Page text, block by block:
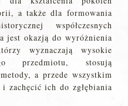
a także dla formowania
współczesnych
jest okazją do wyróżnienia
wyznaczają wysokie
przedmiotu, stosują
a przede wszystkim
zachęcić ich do zgłębiania